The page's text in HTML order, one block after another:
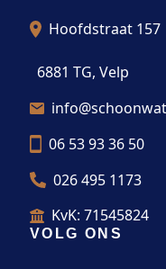
Hoofdstraat 157
6881 TG, Velp
06 53 93 36 50
026 495 1173
KvK: 71545824
VOLG ONS